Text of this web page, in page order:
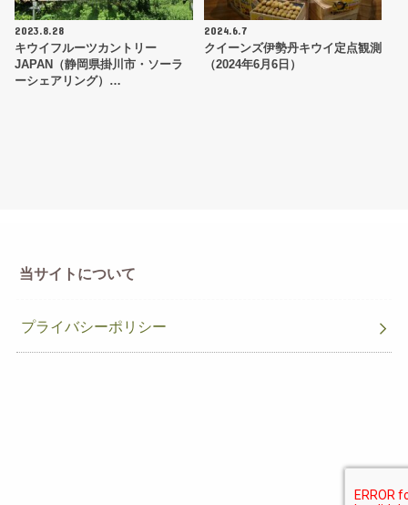
2023.8.28
キウイフルーツカントリー
JAPAN（静岡県掛川市・ソーラ
ーシェアリング）…
2024.6.7
クイーンズ伊勢丹キウイ定点観測
（2024年6月6日）
当サイトについて
プライバシーポリシー